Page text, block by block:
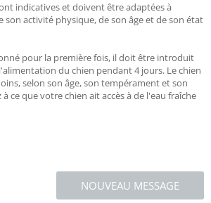
indicatives et doivent être adaptées à
activité physique, de son âge et de son état
pour la première fois, il doit être introduit
du chien pendant 4 jours. Le chien
selon son âge, son tempérament et son
ce que votre chien ait accès à de l'eau fraîche
NOUVEAU MESSAGE